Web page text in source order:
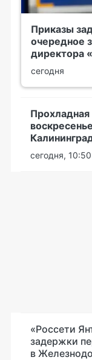
Приказы
очередное
директора
сегодня
сегодня, 10:50
«Россети
задержки
в